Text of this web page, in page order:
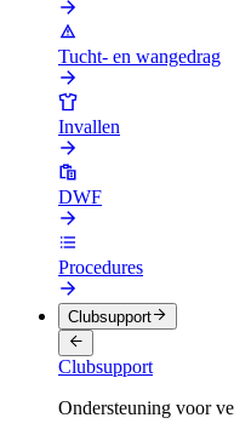
Tucht- en wangedrag
Invallen
DWF
Procedures
Clubsupport
Clubsupport
Ondersteuning voor